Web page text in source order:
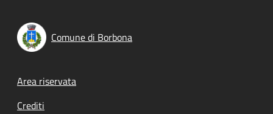
Comune di Borbona
Footer menu
Area riservata
Crediti